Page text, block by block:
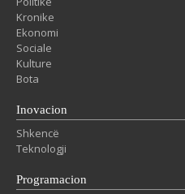
Kronike
Ekonomi
Sociale
Kulture
Bota
Inovacion
Shkencë
Teknologji
Programacion